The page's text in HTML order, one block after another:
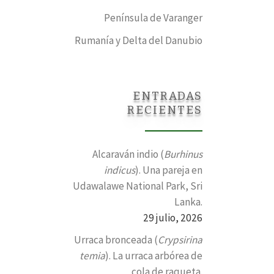
Península de Varanger
Rumanía y Delta del Danubio
ENTRADAS
RECIENTES
Alcaraván indio (Burhinus
indicus). Una pareja en
Udawalawe National Park, Sri
Lanka.
29 julio, 2026
Urraca bronceada (Crypsirina
temia). La urraca arbórea de